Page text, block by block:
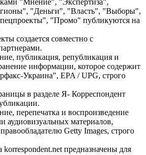
"Деньги", "Власть", "Выборы",
"Промо" публикуются на
создается совместно с
публикация, републикация и
информации, которое содержит
Украина", EPA / UPG, строго
в разделе Я- Корреспондент
перепечатка и воспроизведение
аудиовизуальных материалов,
Getty Images, строго
предназначены для